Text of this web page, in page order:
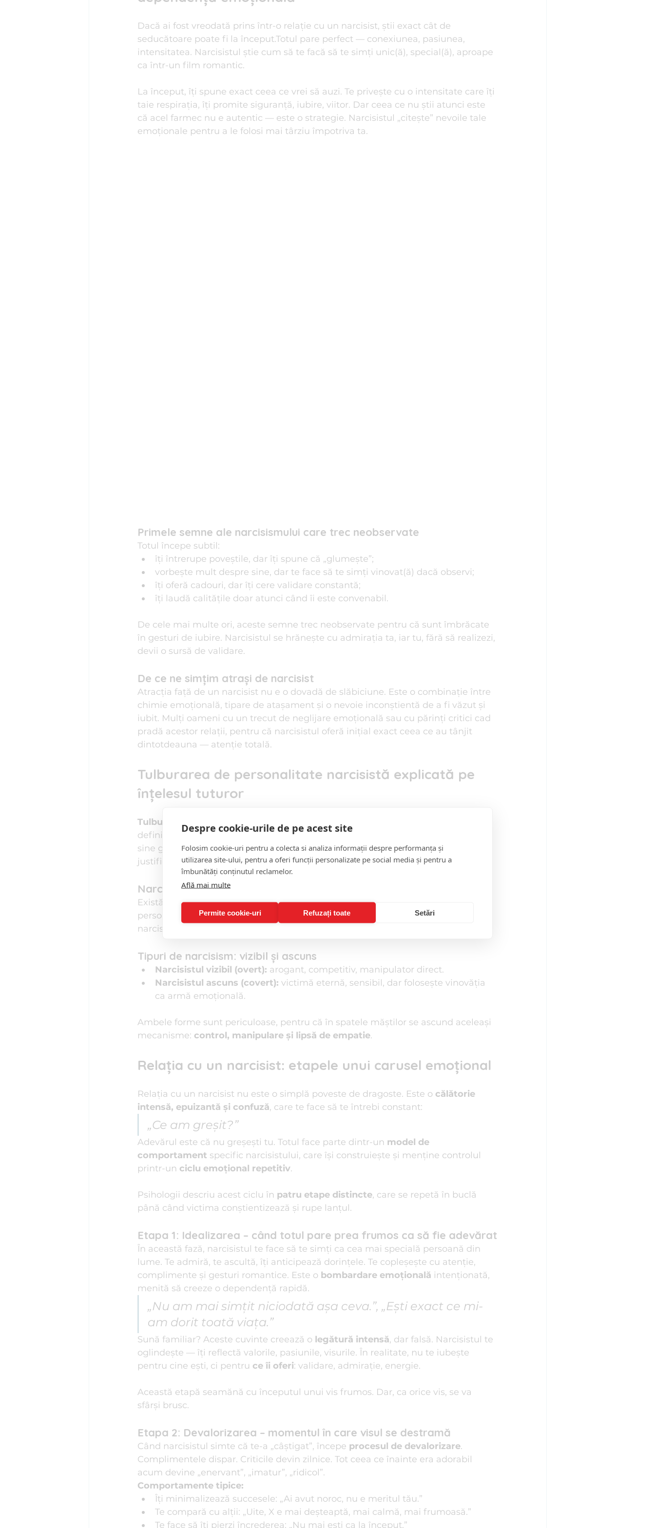
Despre cookie-urile de pe acest site
Folosim cookie-uri pentru a colecta si analiza informații despre performanța și
utilizarea site-ului, pentru a oferi funcții personalizate pe social media și pentru a
îmbunătăți conținutul reclamelor.
Află mai multe
Permite cookie-uri Refuzați toate Setări
Psihosomatică Psihoterapie de familie Reiki I Terapii Alternative Relații de Cuplu
Stima de sine Stres I Tehnici anti-stres
Dacă ai fost vreodată prins într-o relație cu un narcisist, știi exact cât de
seducătoare poate fi la început.Totul pare perfect — conexiunea, pasiunea,
intensitatea. Narcisistul știe cum să te facă să te simți unic(ă), special(ă), aproape
ca într-un film romantic.
La început, îți spune exact ceea ce vrei să auzi. Te privește cu o intensitate care îți
taie respirația, îți promite siguranță, iubire, viitor. Dar ceea ce nu știi atunci este
că acel farmec nu e autentic — este o strategie. Narcisistul „citește” nevoile tale
emoționale pentru a le folosi mai târziu împotriva ta.
Primele semne ale narcisismului care trec neobservate
Totul începe subtil:
îți întrerupe poveștile, dar îți spune că „glumește”;
vorbește mult despre sine, dar te face să te simți vinovat(ă) dacă observi;
îți oferă cadouri, dar îți cere validare constantă;
îți laudă calitățile doar atunci când îi este convenabil.
De cele mai multe ori, aceste semne trec neobservate pentru că sunt îmbrăcate
în gesturi de iubire. Narcisistul se hrănește cu admirația ta, iar tu, fără să realizezi,
devii o sursă de validare.
De ce ne simțim atrași de narcisist
Atracția față de un narcisist nu e o dovadă de slăbiciune. Este o combinație între
chimie emoțională, tipare de atașament și o nevoie inconștientă de a fi văzut și
iubit. Mulți oameni cu un trecut de neglijare emoțională sau cu părinți critici cad
pradă acestor relații, pentru că narcisistul oferă inițial exact ceea ce au tânjit
dintotdeauna — atenție totală.
Tulburarea de personalitate narcisistă explicată pe
înțelesul tuturor
Tulburarea de personalitate narcisistă (TPN)
este o afecțiune psihologică
definită printr-o nevoie excesivă de admirație, o lipsă de empatie și o imagine de
sine grandioasă. Narcisistul nu se vede ca fiind „rău”, ci se percepe superior și
justificat în comportamentele sale.
Narcisismul: între încredere și grandiozitate
Există o diferență majoră între o stimă de sine sănătoasă
persoană încrezătoare se bucură de succes fără să-i umilească pe ceilalți. Un
narcisist, în schimb, are nevoie să fie deasupra tuturor pentru a se simți valoros.
Tipuri de narcisism: vizibil și ascuns
Narcisistul vizibil (overt): arogant, competitiv, manipulator direct.
Narcisistul ascuns (covert): victimă eternă, sensibil, dar folosește vinovăția
ca armă emoțională.
Ambele forme sunt periculoase, pentru că în spatele măștilor se ascund aceleași
mecanisme: control, manipulare și lipsă de empatie.
Relația cu un narcisist: etapele unui carusel emoțional
Relația cu un narcisist nu este o simplă poveste de dragoste. Este o călătorie
intensă, epuizantă și confuză, care te face să te întrebi constant:
„Ce am greșit?”
Adevărul este că nu greșești tu. Totul face parte dintr-un model de
comportament specific narcisistului, care își construiește și menține controlul
printr-un ciclu emoțional repetitiv.
Psihologii descriu acest ciclu în patru etape distincte, care se repetă în buclă
până când victima conștientizează și rupe lanțul.
Etapa 1: Idealizarea – când totul pare prea frumos ca să fie adevărat
În această fază, narcisistul te face să te simți ca cea mai specială persoană din
lume. Te admiră, te ascultă, îți anticipează dorințele. Te copleșește cu atenție,
complimente și gesturi romantice. Este o bombardare emoțională intenționată,
menită să creeze o dependență rapidă.
„Nu am mai simțit niciodată așa ceva.”, „Ești exact ce mi-
am dorit toată viața.”
Sună familiar? Aceste cuvinte creează o legătură intensă, dar falsă. Narcisistul te
oglindește — îți reflectă valorile, pasiunile, visurile. În realitate, nu te iubește
pentru cine ești, ci pentru ce îi oferi: validare, admirație, energie.
Această etapă seamănă cu începutul unui vis frumos. Dar, ca orice vis, se va
sfârși brusc.
Etapa 2: Devalorizarea – momentul în care visul se destramă
Când narcisistul simte că te-a „câștigat”, începe procesul de devalorizare.
Complimentele dispar. Criticile devin zilnice. Tot ceea ce înainte era adorabil
acum devine „enervant”, „imatur”, „ridicol”.
Comportamente tipice:
Îți minimalizează succesele: „Ai avut noroc, nu e meritul tău.”
Te compară cu alții: „Uite, X e mai deșteaptă, mai calmă, mai frumoasă.”
Te face să îți pierzi încrederea: „Nu mai ești ca la început.”